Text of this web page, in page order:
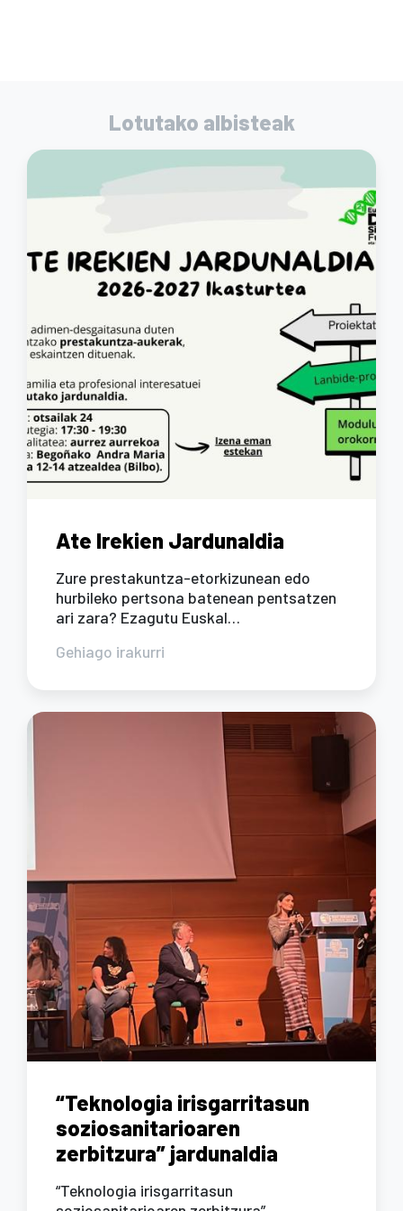
Lotutako albisteak
Ate Irekien Jardunaldia
Zure prestakuntza-etorkizunean edo
hurbileko pertsona batenean pentsatzen
ari zara? Ezagutu Euskal…
Gehiago irakurri
“Teknologia irisgarritasun
soziosanitarioaren
zerbitzura” jardunaldia
“Teknologia irisgarritasun